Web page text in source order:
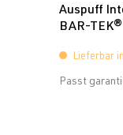
Auspuff
BAR-TEK®
Lieferbar
Passt